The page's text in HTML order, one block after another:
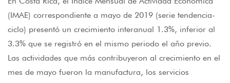
(IMAE) correspondiente a mayo de 2019 (serie tendencia-
ciclo) presentó un crecimiento interanual 1.3%, inferior al
3.3% que se registró en el mismo periodo el año previo.
Las actividades que más contribuyeron al crecimiento en el
mes de mayo fueron la manufactura, los servicios